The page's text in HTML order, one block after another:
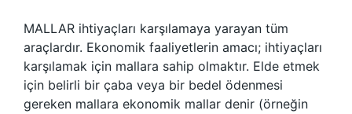
MALLAR ihtiyaçları karşılamaya yarayan tüm
araçlardır. Ekonomik faaliyetlerin amacı; ihtiyaçları
karşılamak için mallara sahip olmaktır. Elde etmek
için belirli bir çaba veya bir bedel ödenmesi
gereken mallara ekonomik mallar denir (örneğin